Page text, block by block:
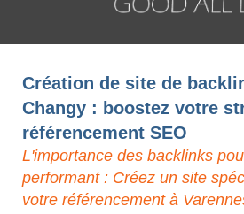
Création de site de
Changy : boostez votre
référencement SEO
L'importance des backlinks
performant : Créez un site
votre référencement à